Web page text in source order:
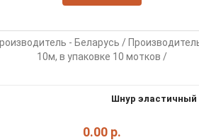
- Беларусь /
10м, в упаковке 10 мотков /
Шнур эластичный
0.00 р.